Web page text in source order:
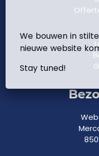
We bouwen in
nieuwe website
Stay tuned!